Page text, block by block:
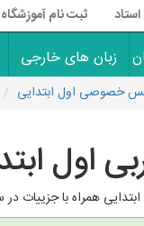
ثبت نام آموزشگاه
زبان های خارجی
خصوصی اول ابتدایی
اول
همراه با جزییات